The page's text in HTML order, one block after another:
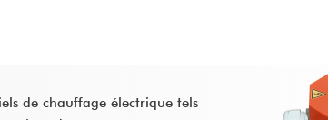
de chauffage électrique tels